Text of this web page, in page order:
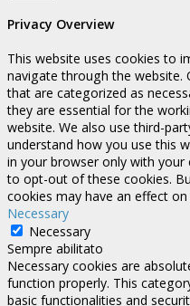
Privacy Overview
This website uses cookies to
navigate through the website.
that are categorized as
they are essential for the
website. We also use third-
understand how you use this
in your browser only with
to opt-out of these cookies.
cookies may have an effect
Necessary
Necessary
Sempre abilitato
Necessary cookies are
function properly. This
basic functionalities and